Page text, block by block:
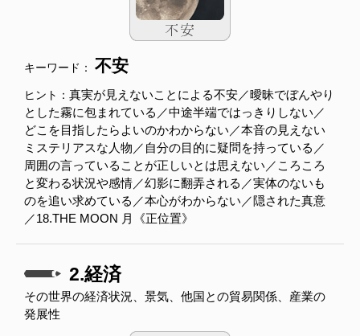
キーワード： 不安
ヒント： 真実が見えないことによる不安／曖昧でぼんやり
とした霧に包まれている／中途半端ではっきりしない／
どこを目指したらよいのかわからない／本音の見えない
ミステリアスな人物／自分の目的に疑問を持っている／
周囲の言っていることが正しいとは思えない／ころころ
と変わる状況や感情／幻影に翻弄される／実体のないも
のを追い求めている／本心がわからない／隠された真意
／18.THE MOON 月《正位置》
2.経済
その世界の経済状況、景気、他国との貿易関係、産業の
発展性